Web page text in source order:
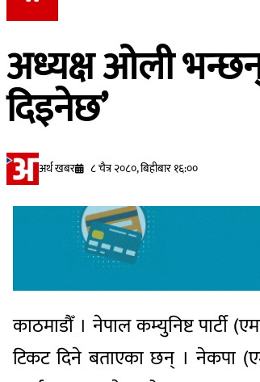
अध्यक्ष ओली
दिइनेछ’
अर्थ खबर ८ चैत्र २०८०, बिहीबार १६:००
काठमाडौँ । नेपाल कम्युनिष्ट पार्टी
टिकट दिने बताएका छन् । नेकपा